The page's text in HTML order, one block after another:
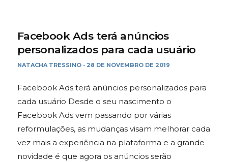
Facebook Ads terá anúncios
personalizados para cada usuário
NATACHA TRESSINO - 28 DE NOVEMBRO DE 2019
Facebook Ads terá anúncios personalizados para
cada usuário Desde o seu nascimento o
Facebook Ads vem passando por várias
reformulações, as mudanças visam melhorar cada
vez mais a experiência na plataforma e a grande
novidade é que agora os anúncios serão